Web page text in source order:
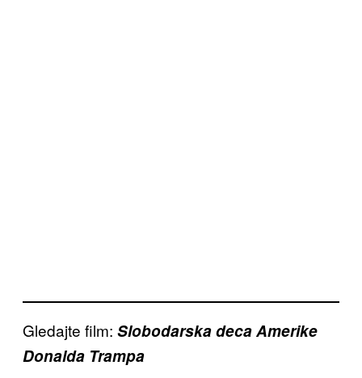
Gledajte film: Slobodarska deca Amerike
Donalda Trampa